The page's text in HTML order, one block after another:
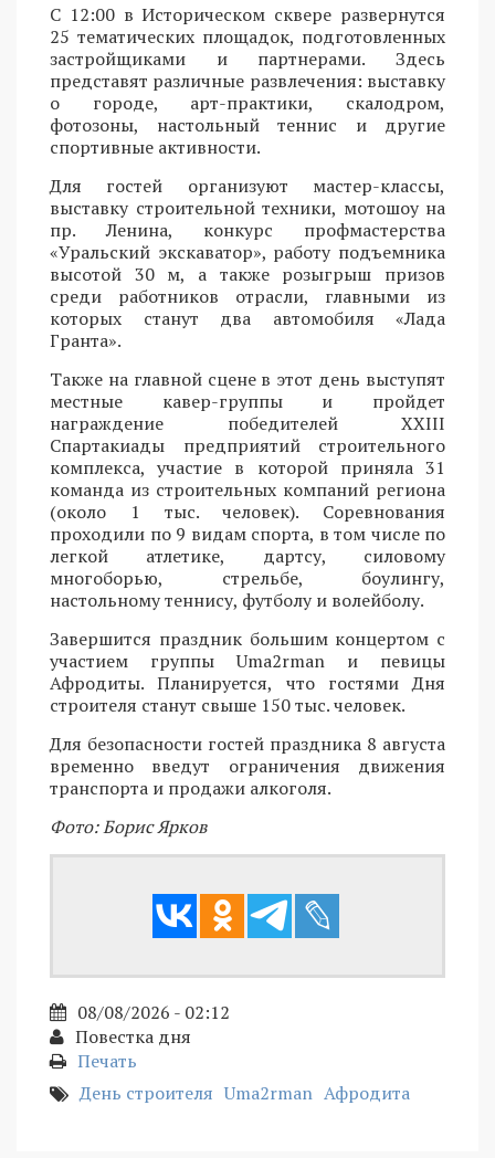
С 12:00 в Историческом сквере развернутся
25 тематических площадок, подготовленных
застройщиками и партнерами. Здесь
представят различные развлечения: выставку
о городе, арт-практики, скалодром,
фотозоны, настольный теннис и другие
спортивные активности.
Для гостей организуют мастер-классы,
выставку строительной техники, мотошоу на
пр. Ленина, конкурс профмастерства
«Уральский экскаватор», работу подъемника
высотой 30 м, а также розыгрыш призов
среди работников отрасли, главными из
которых станут два автомобиля «Лада
Гранта».
Также на главной сцене в этот день выступят
местные кавер-группы и пройдет
награждение победителей XXIII
Спартакиады предприятий строительного
комплекса, участие в которой приняла 31
команда из строительных компаний региона
(около 1 тыс. человек). Соревнования
проходили по 9 видам спорта, в том числе по
легкой атлетике, дартсу, силовому
многоборью, стрельбе, боулингу,
настольному теннису, футболу и волейболу.
Завершится праздник большим концертом с
участием группы Uma2rman и певицы
Афродиты. Планируется, что гостями Дня
строителя станут свыше 150 тыс. человек.
Для безопасности гостей праздника 8 августа
временно введут ограничения движения
транспорта и продажи алкоголя.
Фото: Борис Ярков
08/08/2026 - 02:12
Повестка дня
Печать
День строителя Uma2rman Афродита